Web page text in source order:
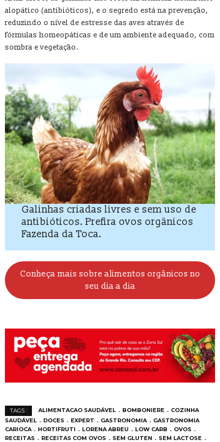
alopático (antibióticos), e o segredo está na prevenção,
reduzindo o nível de estresse das aves através de
fórmulas homeopáticas e de um ambiente adequado, com
sombra e vegetação.
Galinhas criadas livres e sem uso de
antibióticos. Prefira ovos orgânicos
Fazenda da Toca.
Conheça mais sobre alimentos orgânicos no
seu dia a dia
TAGS : ALIMENTACAO SAUDÁVEL BOMBONIERE
COZINHA
SAUDÁVEL
DOCES EXPERT GASTRONOMIA
GASTRONOMIA
CARIOCA
HORTIFRUTI LORENA ABREU LOW CARB
OVOS
RECEITAS
RECEITAS COM OVOS SEM GLUTEN
SEM LACTOSE